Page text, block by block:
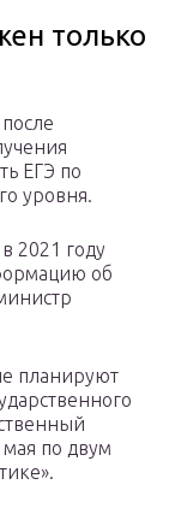
только
ЕГЭ по
уровня.
2021 году
об
планируют
по двум